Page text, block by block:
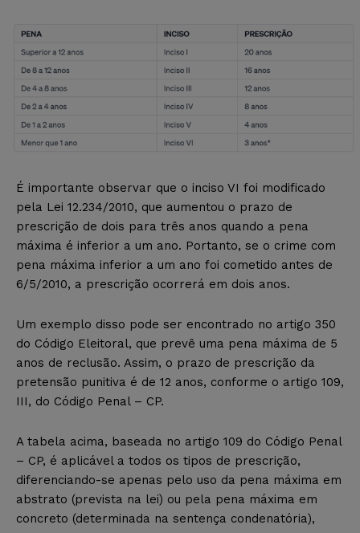
É importante observar que o inciso VI foi modificado
pela Lei 12.234/2010, que aumentou o prazo de
prescrição de dois para três anos quando a pena
máxima é inferior a um ano. Portanto, se o crime com
pena máxima inferior a um ano foi cometido antes de
6/5/2010, a prescrição ocorrerá em dois anos.
Um exemplo disso pode ser encontrado no artigo 350
do Código Eleitoral, que prevê uma pena máxima de 5
anos de reclusão. Assim, o prazo de prescrição da
pretensão punitiva é de 12 anos, conforme o artigo 109,
III, do Código Penal – CP.
A tabela acima, baseada no artigo 109 do Código Penal
– CP, é aplicável a todos os tipos de prescrição,
diferenciando-se apenas pelo uso da pena máxima em
abstrato (prevista na lei) ou pela pena máxima em
concreto (determinada na sentença condenatória),